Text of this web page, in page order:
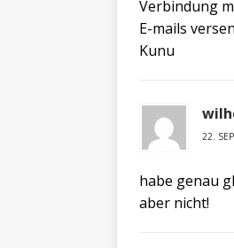
Verbindung
E-mails
Kunu
22.
habe genau
aber nicht!